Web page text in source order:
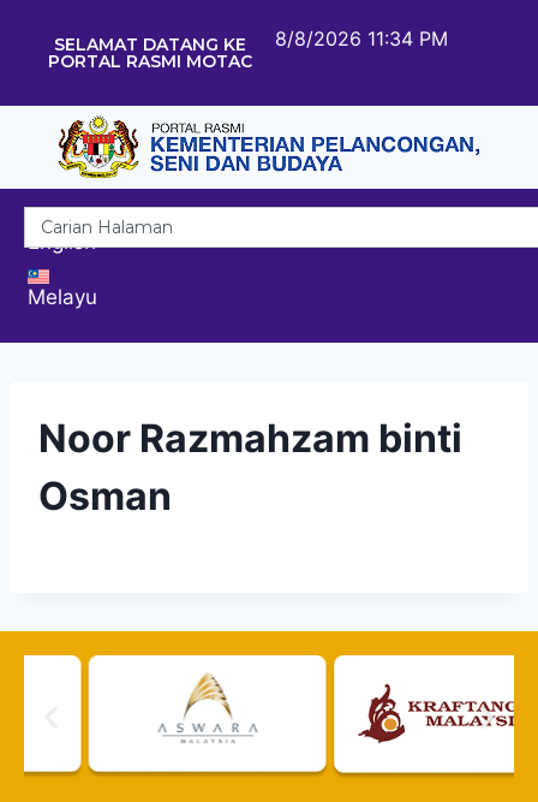
SELAMAT DATANG KE
PORTAL RASMI MOTAC
8/8/2026 11:34 PM
English
Melayu
Noor Razmahzam binti
Osman